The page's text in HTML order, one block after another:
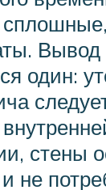
Вывод
один:
стены
не